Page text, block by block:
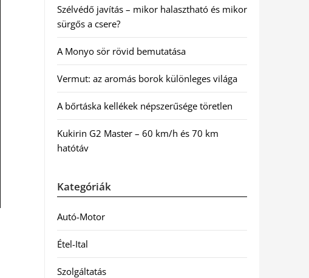
Szélvédő javítás – mikor halasztható és mikor
sürgős a csere?
A Monyo sör rövid bemutatása
Vermut: az aromás borok különleges világa
A bőrtáska kellékek népszerűsége töretlen
Kukirin G2 Master – 60 km/h és 70 km
hatótáv
Kategóriák
Autó-Motor
Étel-Ital
Szolgáltatás